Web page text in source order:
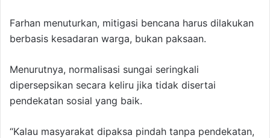
Farhan menuturkan, mitigasi bencana harus dilakukan
berbasis kesadaran warga, bukan paksaan.
Menurutnya, normalisasi sungai seringkali
dipersepsikan secara keliru jika tidak disertai
pendekatan sosial yang baik.
“Kalau masyarakat dipaksa pindah tanpa pendekatan,